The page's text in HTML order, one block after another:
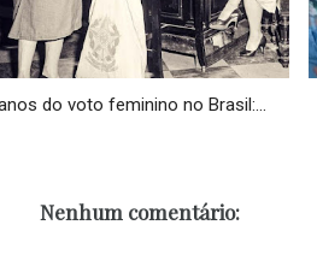
do voto feminino no Brasil:...
Nenhum comentário: